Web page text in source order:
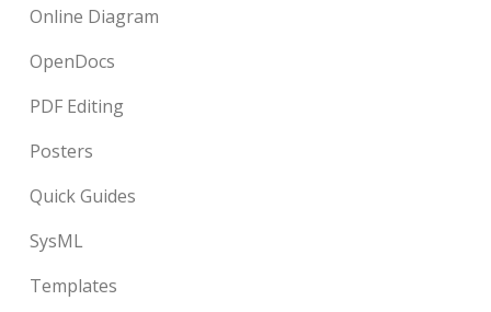
Online Diagram
OpenDocs
PDF Editing
Posters
Quick Guides
SysML
Templates